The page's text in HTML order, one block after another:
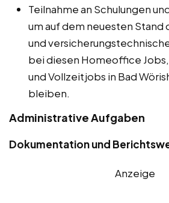
Teilnahme an Schulungen
um auf dem neuesten
und
bei diesen Homeoffice
und Vollzeitjobs in Bad
bleiben.
Administrative Aufgaben
Dokumentation und
Anzeige